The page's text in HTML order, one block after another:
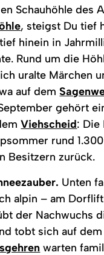
Schauhöhle des
, steigst Du tief
hinein in
Rund um die
uralte Märchen
auf dem
gehört
Viehscheid: Die
rund
Besitzern zurück.
Unten
alpin – am
der Nachwuchs
tobt sich auf dem
warten